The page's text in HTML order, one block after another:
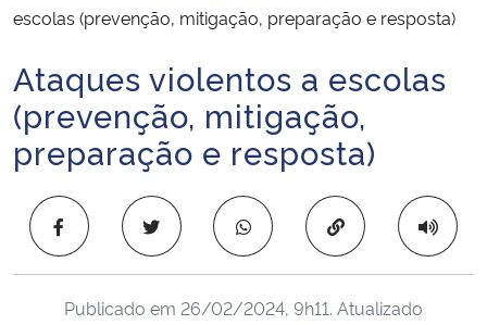
Ministério da Infraestrutura
Ministério da Agricultura, Pecuária e Abastecimento
Ministério da Educação
escolas (prevenção, mitigação, preparação e resposta)
Início do conteúdo
Ataques violentos a escolas
(prevenção, mitigação,
preparação e resposta)
Copiar para área
Publicado em 26/02/2024, 9h11. Atualizado